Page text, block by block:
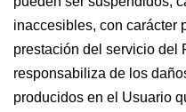
inaccesibles, con carácter
prestación del servicio del
responsabiliza de los
producidos en el Usuario